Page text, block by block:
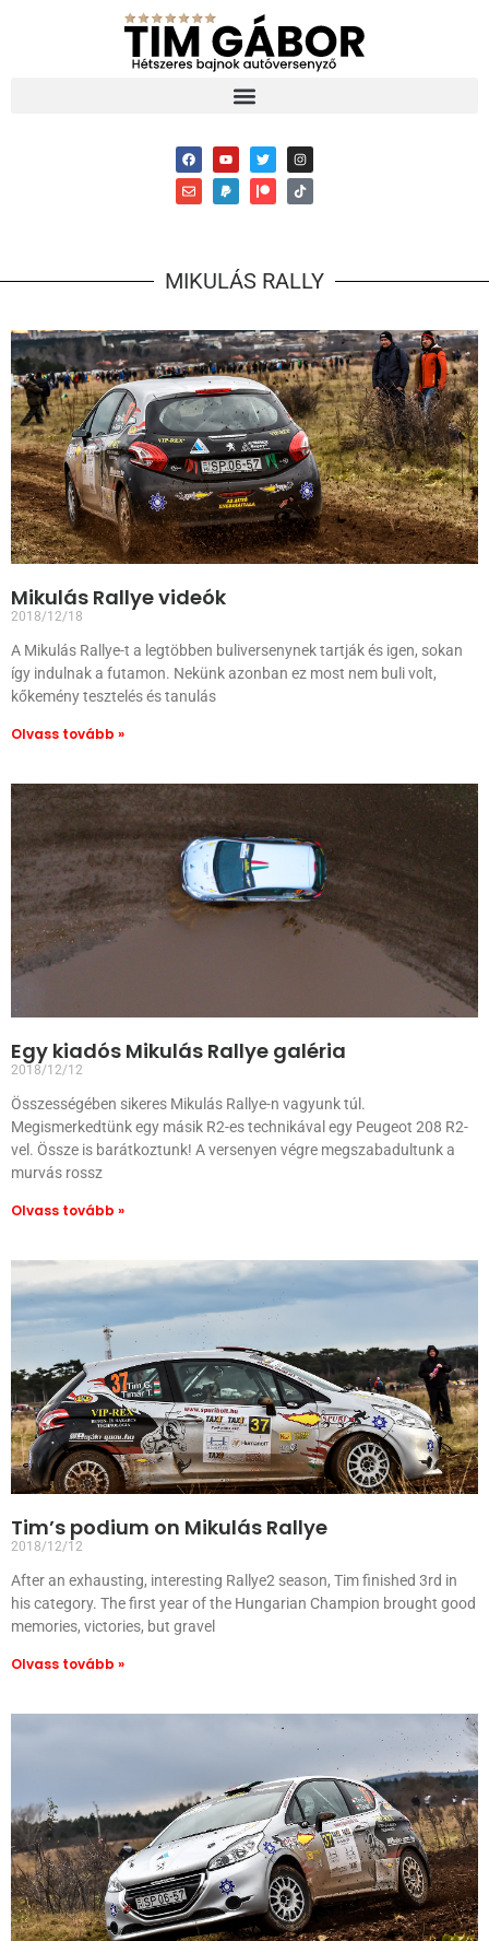
MIKULÁS RALLY
Mikulás Rallye videók
2018/12/18
A Mikulás Rallye-t a legtöbben buliversenynek tartják és igen, sokan
így indulnak a futamon. Nekünk azonban ez most nem buli volt,
kőkemény tesztelés és tanulás
Olvass tovább »
Egy kiadós Mikulás Rallye galéria
2018/12/12
Összességében sikeres Mikulás Rallye-n vagyunk túl.
Megismerkedtünk egy másik R2-es technikával egy Peugeot 208 R2-
vel. Össze is barátkoztunk! A versenyen végre megszabadultunk a
murvás rossz
Olvass tovább »
Tim’s podium on Mikulás Rallye
2018/12/12
After an exhausting, interesting Rallye2 season, Tim finished 3rd in
his category. The first year of the Hungarian Champion brought good
memories, victories, but gravel
Olvass tovább »